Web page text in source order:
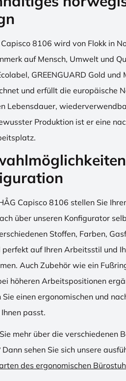
8106 wird von Flokk in
auf Mensch, Umwelt und
GREENGUARD Gold
und erfüllt die europäische
Lebensdauer,
Produktion ist er eine
Capisco 8106 stellen Sie
über unseren Konfigurator
Stoffen, Farben,
perfekt auf Ihren Arbeitsstil und
Auch Zubehör wie ein
höheren Arbeitspositionen
einen ergonomischen und
passt.
mehr über die verschiedenen
Dann sehen Sie sich unsere
des ergonomischen